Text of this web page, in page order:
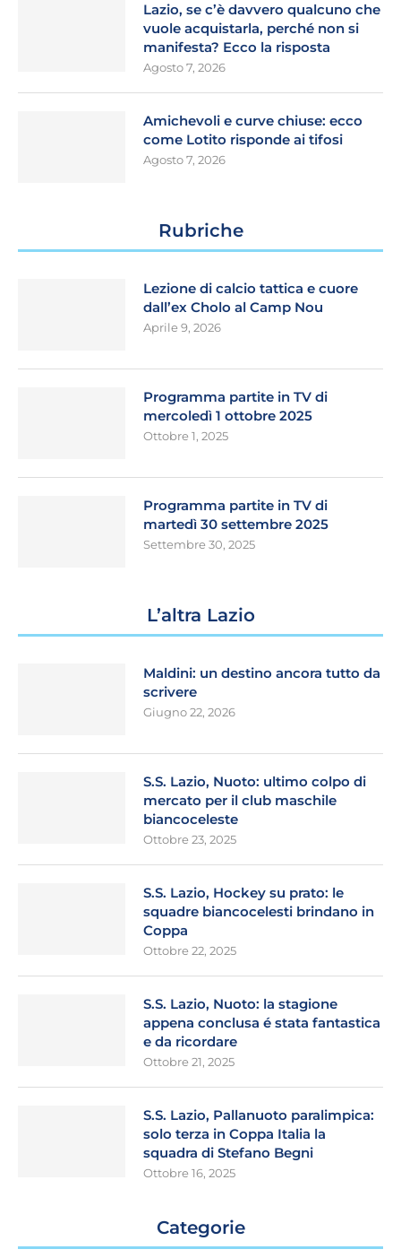
Lazio, se c’è davvero qualcuno che
vuole acquistarla, perché non si
manifesta? Ecco la risposta
Agosto 7, 2026
Amichevoli e curve chiuse: ecco
come Lotito risponde ai tifosi
Agosto 7, 2026
Rubriche
Lezione di calcio tattica e cuore
dall’ex Cholo al Camp Nou
Aprile 9, 2026
Programma partite in TV di
mercoledì 1 ottobre 2025
Ottobre 1, 2025
Programma partite in TV di
martedì 30 settembre 2025
Settembre 30, 2025
L’altra Lazio
Maldini: un destino ancora tutto da
scrivere
Giugno 22, 2026
S.S. Lazio, Nuoto: ultimo colpo di
mercato per il club maschile
biancoceleste
Ottobre 23, 2025
S.S. Lazio, Hockey su prato: le
squadre biancocelesti brindano in
Coppa
Ottobre 22, 2025
S.S. Lazio, Nuoto: la stagione
appena conclusa é stata fantastica
e da ricordare
Ottobre 21, 2025
S.S. Lazio, Pallanuoto paralimpica:
solo terza in Coppa Italia la
squadra di Stefano Begni
Ottobre 16, 2025
Categorie